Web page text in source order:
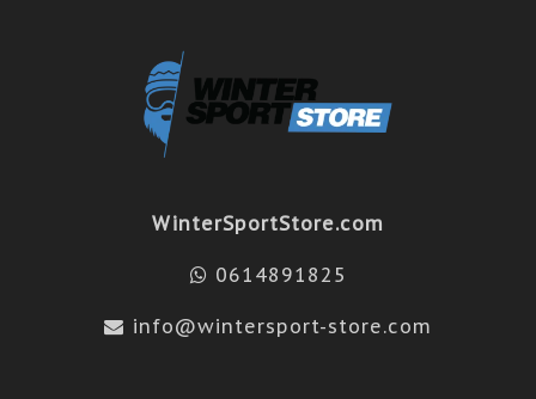
WinterSportStore.com
0614891825
info@wintersport-store.com